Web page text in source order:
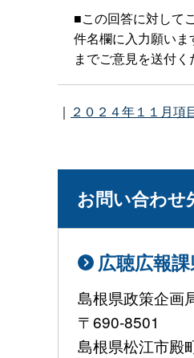
■この回答に対して
件名欄に入力願い
までご意見を送付
｜ ２０２４年１１月項
お問い合わせ
広聴広報
島根県政策企画
〒690-8501
島根県松江市